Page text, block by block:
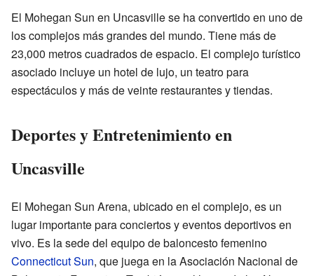
El Mohegan Sun en Uncasville se ha convertido en uno de
los complejos más grandes del mundo. Tiene más de
23,000 metros cuadrados de espacio. El complejo turístico
asociado incluye un hotel de lujo, un teatro para
espectáculos y más de veinte restaurantes y tiendas.
Deportes y Entretenimiento en
Uncasville
El Mohegan Sun Arena, ubicado en el complejo, es un
lugar importante para conciertos y eventos deportivos en
vivo. Es la sede del equipo de baloncesto femenino
Connecticut Sun, que juega en la Asociación Nacional de